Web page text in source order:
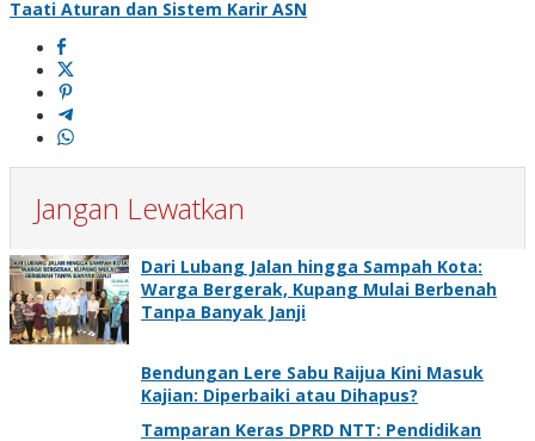
Taati Aturan dan Sistem Karir ASN
Jangan Lewatkan
Dari Lubang Jalan hingga Sampah Kota:
Warga Bergerak, Kupang Mulai Berbenah
Tanpa Banyak Janji
Bendungan Lere Sabu Raijua Kini Masuk
Kajian: Diperbaiki atau Dihapus?
Tamparan Keras DPRD NTT: Pendidikan